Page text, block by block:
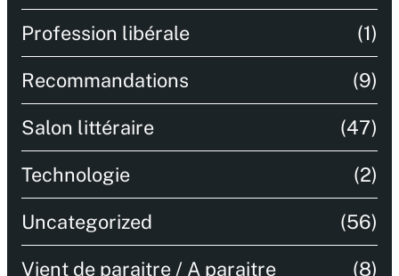
Profession libérale (1)
Recommandations (9)
Salon littéraire (47)
Technologie (2)
Uncategorized (56)
Vient de paraitre / A paraitre (8)